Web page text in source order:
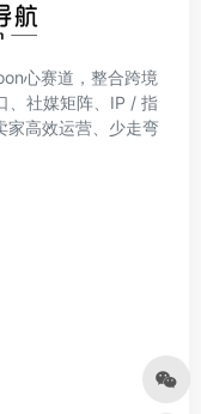
心赛道，整合跨境
、社媒矩阵、IP / 指
家高效运营、少走弯